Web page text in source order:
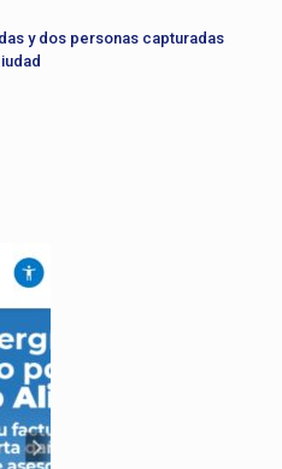
y dos personas capturadas